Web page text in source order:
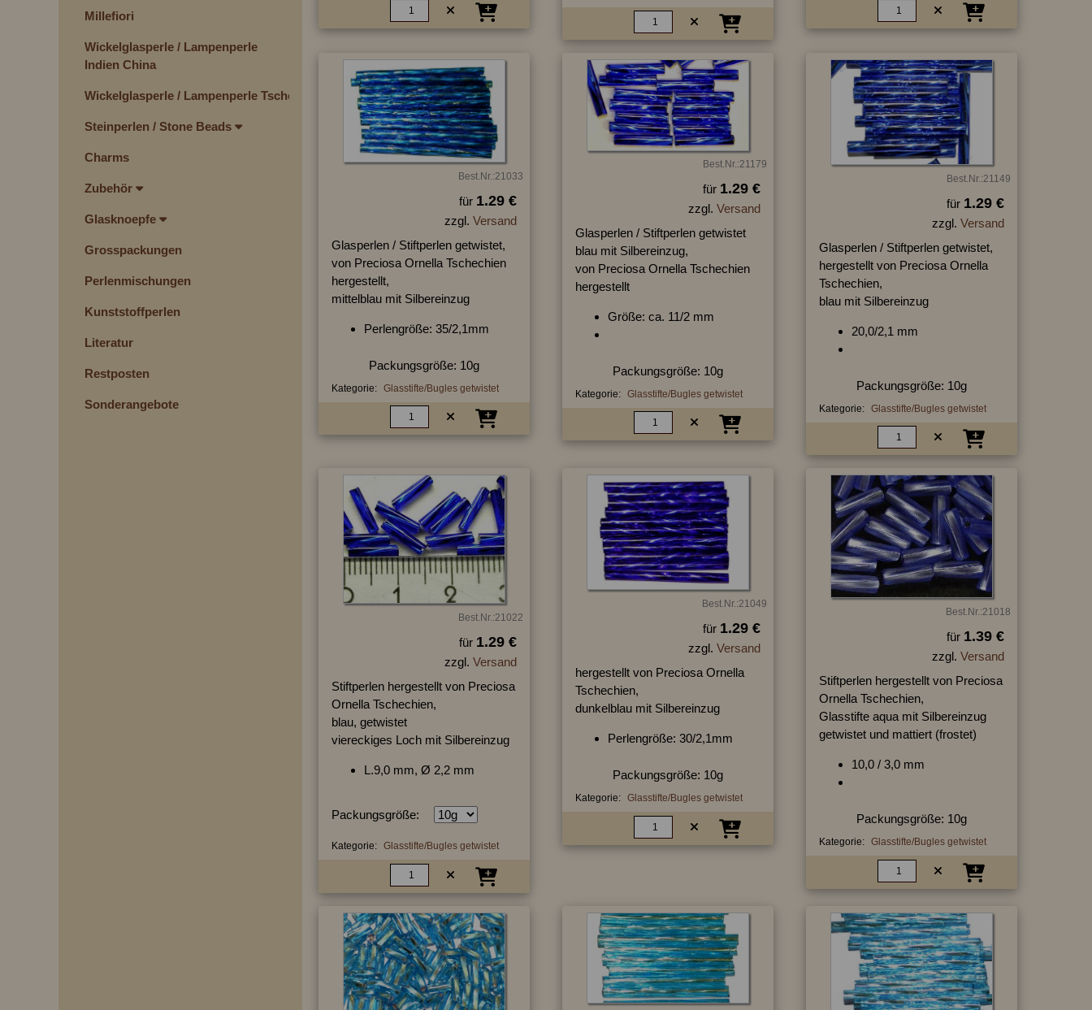
Millefiori
Wickelglasperle / Lampenperle
Indien China
Wickelglasperle / Lampenperle Tschechien
Steinperlen / Stone Beads
Charms
Zubehör
Glasknoepfe
Grosspackungen
Perlenmischungen
Kunststoffperlen
Literatur
Restposten
Sonderangebote
Best.Nr.:21033
für 1.29 €
zzgl. Versand
Glasperlen / Stiftperlen getwistet,
von Preciosa Ornella Tschechien
hergestellt,
mittelblau mit Silbereinzug
Perlengröße: 35/2,1mm
Packungsgröße: 10g
Kategorie: Glasstifte/Bugles getwistet
Best.Nr.:21179
für 1.29 €
zzgl. Versand
Glasperlen / Stiftperlen getwistet
blau mit Silbereinzug,
von Preciosa Ornella Tschechien
hergestellt
Größe: ca. 11/2 mm
Packungsgröße: 10g
Kategorie: Glasstifte/Bugles getwistet
Best.Nr.:21149
für 1.29 €
zzgl. Versand
Glasperlen / Stiftperlen getwistet,
hergestellt von Preciosa Ornella
Tschechien,
blau mit Silbereinzug
20,0/2,1 mm
Packungsgröße: 10g
Kategorie: Glasstifte/Bugles getwistet
Best.Nr.:21022
für 1.29 €
zzgl. Versand
Stiftperlen hergestellt von Preciosa
Ornella Tschechien,
blau, getwistet
viereckiges Loch mit Silbereinzug
L.9,0 mm, Ø 2,2 mm
Packungsgröße:
Kategorie: Glasstifte/Bugles getwistet
Best.Nr.:21049
für 1.29 €
zzgl. Versand
hergestellt von Preciosa Ornella
Tschechien,
dunkelblau mit Silbereinzug
Perlengröße: 30/2,1mm
Packungsgröße: 10g
Kategorie: Glasstifte/Bugles getwistet
Best.Nr.:21018
für 1.39 €
zzgl. Versand
Stiftperlen hergestellt von Preciosa
Ornella Tschechien,
Glasstifte aqua mit Silbereinzug
getwistet und mattiert (frostet)
10,0 / 3,0 mm
Packungsgröße: 10g
Kategorie: Glasstifte/Bugles getwistet